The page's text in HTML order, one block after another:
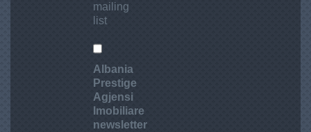
mailing
list
Albania
Prestige
Agjensi
Imobiliare
newsletter